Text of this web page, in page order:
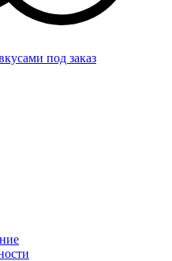
под заказ